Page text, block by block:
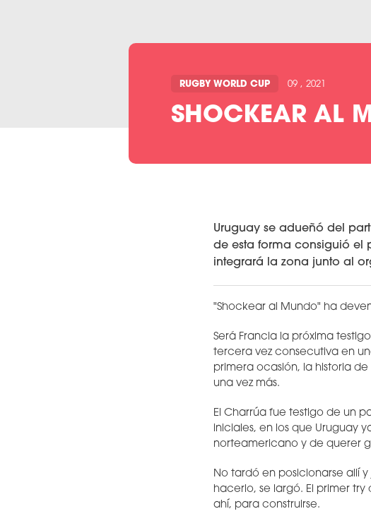
RUGBY WORLD CUP 09 , 2021
SHOCKEAR AL
Uruguay se adueñó del
de esta forma consiguió el
integrará la zona junto al
"Shockear al Mundo" ha
Será Francia la próxima
tercera vez consecutiva en
primera ocasión, la historia
una vez más.
El Charrúa fue testigo de un
iniciales, en los que Uruguay
norteamericano y de querer
No tardó en posicionarse allí
hacerlo, se largó. El primer
ahí, para construirse.